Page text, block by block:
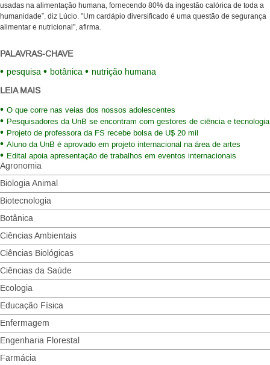
usadas na alimentação humana, fornecendo 80% da ingestão calórica de toda a
humanidade”, diz Lúcio. "Um cardápio diversificado é uma questão de segurança
alimentar e nutricional", afirma.
PALAVRAS-CHAVE
pesquisa
botânica
nutrição humana
LEIA MAIS
O que corre nas veias dos nossos adolescentes
Pesquisadores da UnB se encontram com gestores de ciência e tecnologia
Projeto de professora da FS recebe bolsa de U$ 20 mil
Aluno da UnB é aprovado em projeto internacional na área de artes
Edital apoia apresentação de trabalhos em eventos internacionais
Agronomia
Biologia Animal
Biotecnologia
Botânica
Ciências Ambientais
Ciências Biológicas
Ciências da Saúde
Ecologia
Educação Física
Enfermagem
Engenharia Florestal
Farmácia